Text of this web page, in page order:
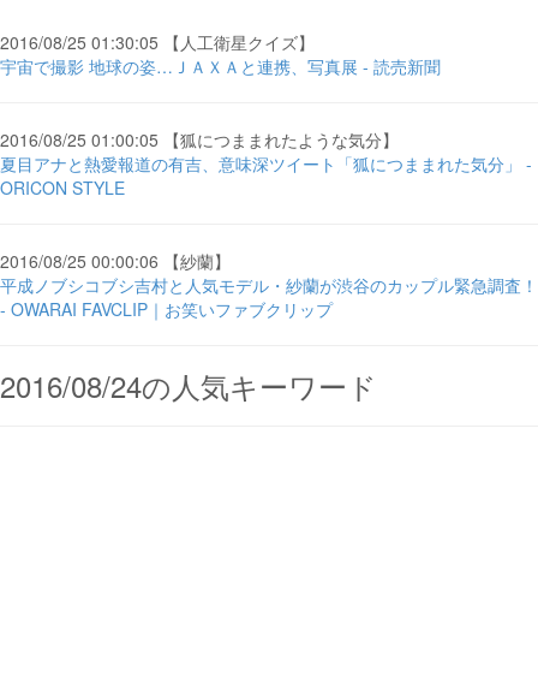
2016/08/25 01:30:05 【人工衛星クイズ】
宇宙で撮影 地球の姿…ＪＡＸＡと連携、写真展 - 読売新聞
2016/08/25 01:00:05 【狐につままれたような気分】
夏目アナと熱愛報道の有吉、意味深ツイート「狐につままれた気分」 -
ORICON STYLE
2016/08/25 00:00:06 【紗蘭】
平成ノブシコブシ吉村と人気モデル・紗蘭が渋谷のカップル緊急調査！
- OWARAI FAVCLIP｜お笑いファブクリップ
2016/08/24の人気キーワード